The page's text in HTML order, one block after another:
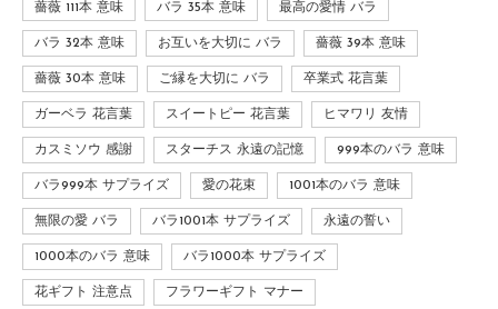
薔薇 111本 意味 バラ 35本 意味 最高の愛情 バラ
バラ 32本 意味 お互いを大切に バラ 薔薇 39本 意味
薔薇 30本 意味 ご縁を大切に バラ 卒業式 花言葉
ガーベラ 花言葉 スイートピー 花言葉 ヒマワリ 友情
カスミソウ 感謝 スターチス 永遠の記憶 999本のバラ 意味
バラ999本 サプライズ 愛の花束 1001本のバラ 意味
無限の愛 バラ バラ1001本 サプライズ 永遠の誓い
1000本のバラ 意味 バラ1000本 サプライズ
花ギフト 注意点 フラワーギフト マナー